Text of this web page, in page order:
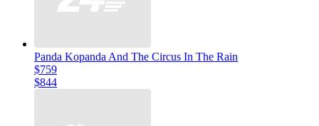
Panda Kopanda And The Circus In The Rain
$759
$844